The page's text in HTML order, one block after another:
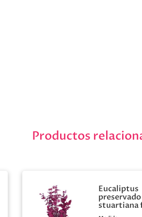
Productos
Eucaliptus
preservado
stuartiana